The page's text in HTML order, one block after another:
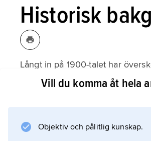
Historisk
Långt in på 1900-talet har
fiskefångst använts som gödsel
resa från fiskelägena.
Vill du komma åt hela
Objektiv och pålitlig kunskap.